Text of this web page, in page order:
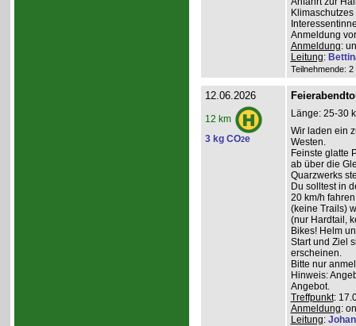
Anmeldung
Anmeldung:
Leitung:
Teilnehmende:
12.06.2026
12 km
3 kg CO2e
Länge: 25-30
Wir laden ein
Westen.
Feinste glatte
ab über die
Quarzwerks
Du solltest in
20 km/h
(keine Trails)
(nur Hardtail,
Bikes! Helm
Start und Ziel
erscheinen.
Bitte nur
Hinweis:
Angebot.
Treffpunkt:
Anmeldung:
Leitung: